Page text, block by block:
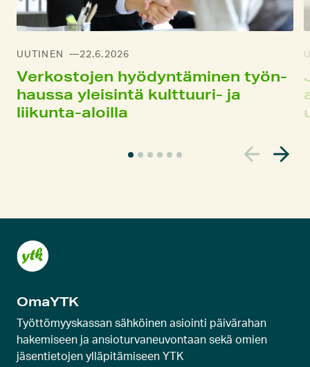
UUTINEN 22.6.2026
Verkostojen hyödyntä­minen työn­
haussa yleisintä kult­tuuri- ja
liikunta-aloilla
e
n
a
r
u
s
OmaYTK
Työttömyyskassan sähköinen asiointi päivärahan
hakemiseen ja ansioturvaneuvontaan sekä omien
jäsentietojen ylläpitämiseen YTK